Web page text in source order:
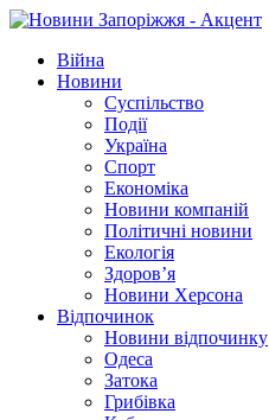
Війна
Новини
Суспільство
Події
Україна
Спорт
Економіка
Новини компаній
Політичні новини
Екологія
Здоров’я
Новини Херсона
Відпочинок
Новини відпочинку
Одеса
Затока
Грибівка